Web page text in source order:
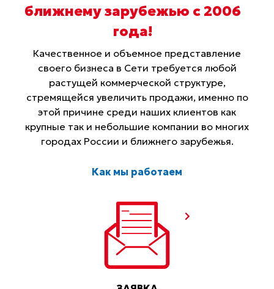
ближнему зарубежью с 2006
года!
Качественное и объемное представление
своего бизнеса в Сети требуется любой
растущей коммерческой структуре,
стремящейся увеличить продажи, именно по
этой причине среди наших клиентов как
крупные так и небольшие компании во многих
городах России и ближнего зарубежья.
Как мы работаем